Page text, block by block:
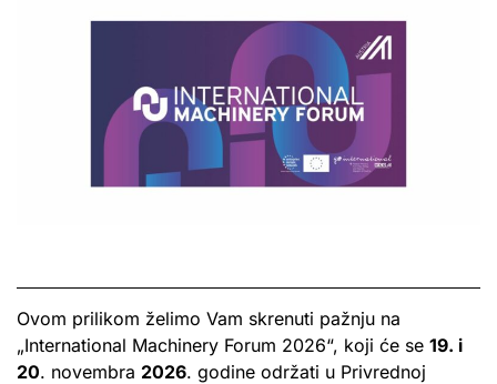
Ovom prilikom želimo Vam skrenuti pažnju na
„International Machinery Forum 2026“, koji će se 19. i
20. novembra 2026. godine održati u Privrednoj